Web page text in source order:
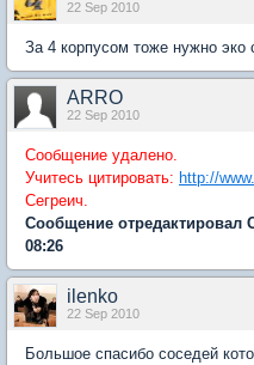
22 Sep 2010
За 4 корпусом тоже нужно эко
ARRO
22 Sep 2010
Сообщение удалено.
Учитесь цитировать: http://
Сегреич.
Сообщение отредактировал
08:26
ilenko
22 Sep 2010
Большое спасибо соседей